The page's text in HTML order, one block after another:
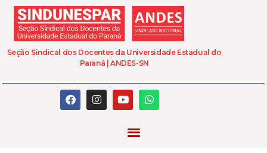
Seção Sindical dos Docentes da Universidade Estadual do
Paraná | ANDES-SN